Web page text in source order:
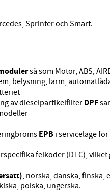
Sprinter och Smart.
så som Motor, ABS,
belysning, larm,
av dieselpartikelfilter DPF
EPB i serviceläge
felkoder (DTC),
, norska, danska, finska,
polska, ungerska.